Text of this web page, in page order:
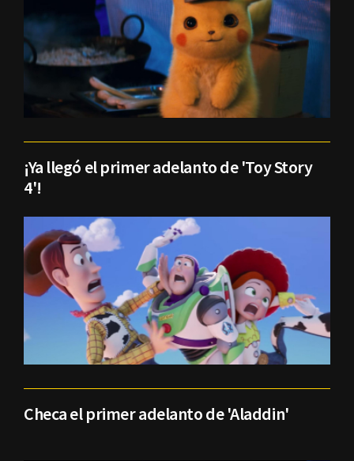
¡Ya llegó el primer adelanto de 'Toy Story
4'!
Checa el primer adelanto de 'Aladdin'